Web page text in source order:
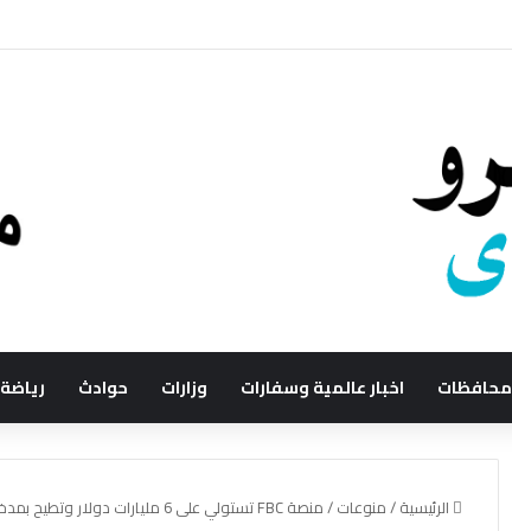
محافظات اخبار عالمية وسفارات وزارات حوادث رياضة
الرئيسية/منوعات/منصة FBC تستولي على 6 مليارات دولار وتطيح بمدخرات المستثمرين